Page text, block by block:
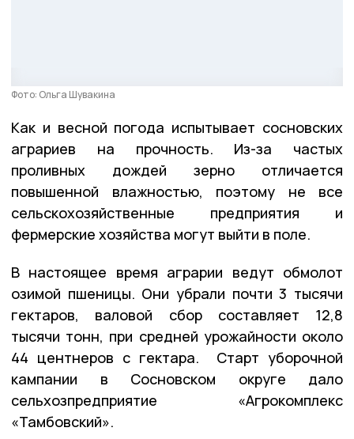
Фото: Ольга Шувакина
Как и весной погода испытывает сосновских
аграриев на прочность. Из-за частых
проливных дождей зерно отличается
повышенной влажностью, поэтому не все
сельскохозяйственные предприятия и
фермерские хозяйства могут выйти в поле.
В настоящее время аграрии ведут обмолот
озимой пшеницы. Они убрали почти 3 тысячи
гектаров, валовой сбор составляет 12,8
тысячи тонн, при средней урожайности около
44 центнеров с гектара. Старт уборочной
кампании в Сосновском округе дало
сельхозпредприятие «Агрокомплекс
«Тамбовский».